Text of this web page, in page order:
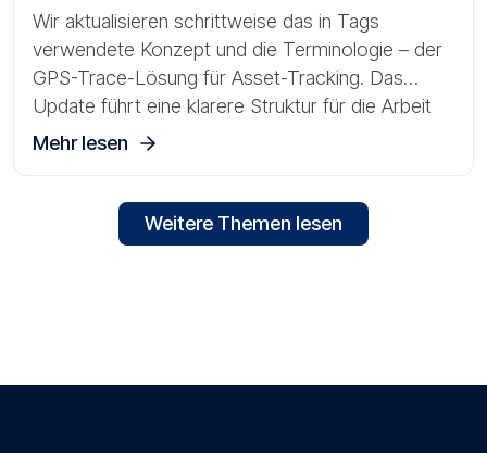
Wir aktualisieren schrittweise das in Tags
verwendete Konzept und die Terminologie – der
GPS-Trace-Lösung für Asset-Tracking. Das
Update führt eine klarere Struktur für die Arbeit
mit Gateways, Sensoren und physischen Assets
Mehr lesen
Weitere Themen lesen